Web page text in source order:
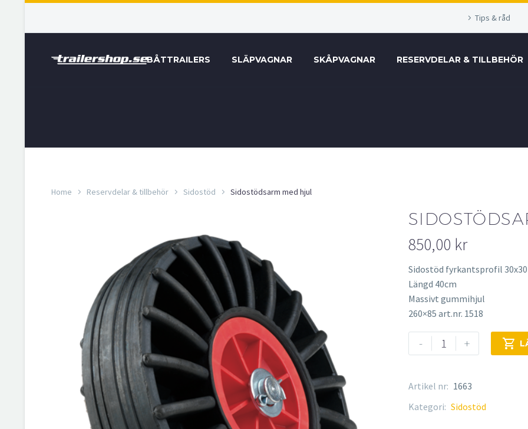
Tips & råd
BÅTTRAILERS SLÄPVAGNAR SKÅPVAGNAR RESERVDELAR & TILLBEHÖR
Home Reservdelar & tillbehör Sidostöd Sidostödsarm med hjul
850,00 kr
Sidostöd fyrkantsprofil
Längd 40cm
Massivt gummihjul
260×85 art.nr. 1518
-
Sidostödsarm
med
mängd
+ 
Artikel nr: 1663
Kategori: Sidostöd